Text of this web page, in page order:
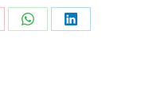
Share Share